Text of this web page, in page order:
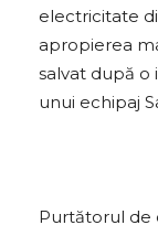
electricitate
apropierea
salvat după o
unui echipaj
Purtătorul de